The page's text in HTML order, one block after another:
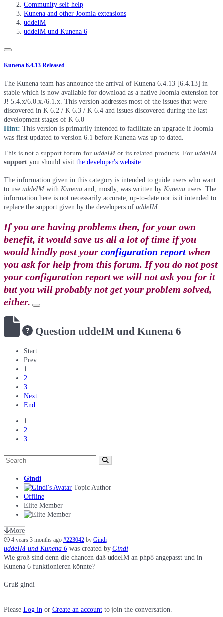
Community self help
Kunena and other Joomla extensions
uddeIM
uddeIM und Kunena 6
Kunena 6.4.13 Released
The Kunena team has announce the arrival of Kunena 6.4.13 [6.4.13] in
stable which is now available for download as a native Joomla extension for
J! 5.4.x/6.0.x./6.1.x. This version addresses most of the issues that were
discovered in K 6.2 / K 6.3 / K 6.4 and issues discovered during the last
development stages of K 6.0
Hint: This version is primarily intended to facilitate an upgrade if Joomla
was first updated to version 6.1 before Kunena was up to dated.
This is not a support forum for uddeIM or its related products. For uddeIM
support you should visit the developer's website
The information given in this category is intended to guide users who want
to use uddeIM with Kunena and, mostly, was written by Kunena users. The
information here is not necessarily accurate, up-to-date nor is it intended to
replace the support given by the developers of uddeIM
If you are having problems then, for your own
benefit, it would save us all a lot of time if you
would kindly post your configuration report when
you ask for help from this forum. If you do not post
your configuration report we will not ask you for it
but you will probably not get your problem solved,
either.
Question uddeIM und Kunena 6
Start
Prev
1
2
3
Next
End
1
2
3
Gindi
Topic Author
Offline
Elite Member
More
4 years 3 months ago #223042 by Gindi
uddeIM und Kunena 6 was created by Gindi
Wie groß sind denn die chancen daß uddeIM an php8 angepasst und in
Kunena 6 funktionieren könnte?
Gruß gindi
Please Log in or Create an account to join the conversation.